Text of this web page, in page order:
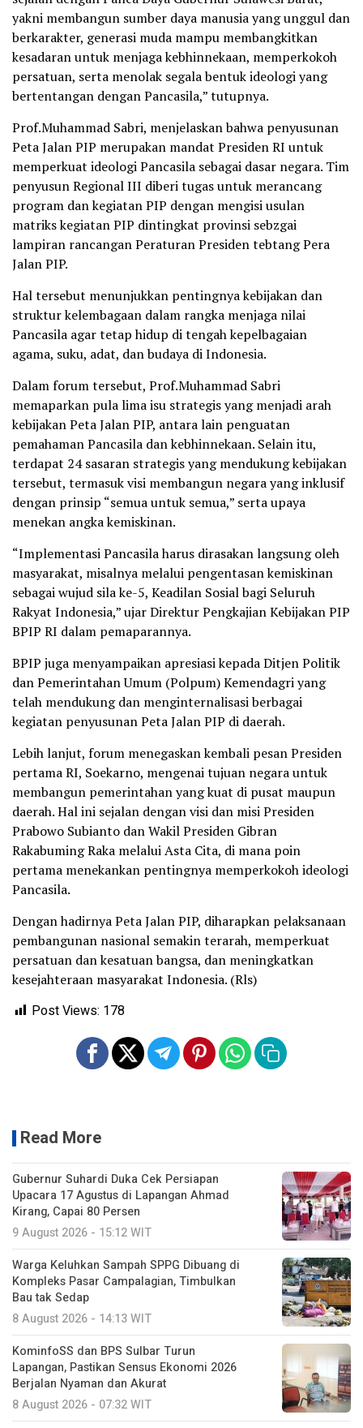
yakni membangun sumber daya manusia yang unggul dan
berkarakter, generasi muda mampu membangkitkan
kesadaran untuk menjaga kebhinnekaan, memperkokoh
persatuan, serta menolak segala bentuk ideologi yang
bertentangan dengan Pancasila,” tutupnya.
Prof.Muhammad Sabri, menjelaskan bahwa penyusunan
Peta Jalan PIP merupakan mandat Presiden RI untuk
memperkuat ideologi Pancasila sebagai dasar negara. Tim
penyusun Regional III diberi tugas untuk merancang
program dan kegiatan PIP dengan mengisi usulan
matriks kegiatan PIP dintingkat provinsi sebzgai
lampiran rancangan Peraturan Presiden tebtang Pera
Jalan PIP.
Hal tersebut menunjukkan pentingnya kebijakan dan
struktur kelembagaan dalam rangka menjaga nilai
Pancasila agar tetap hidup di tengah kepelbagaian
agama, suku, adat, dan budaya di Indonesia.
Dalam forum tersebut, Prof.Muhammad Sabri
memaparkan pula lima isu strategis yang menjadi arah
kebijakan Peta Jalan PIP, antara lain penguatan
pemahaman Pancasila dan kebhinnekaan. Selain itu,
terdapat 24 sasaran strategis yang mendukung kebijakan
tersebut, termasuk visi membangun negara yang inklusif
dengan prinsip “semua untuk semua,” serta upaya
menekan angka kemiskinan.
“Implementasi Pancasila harus dirasakan langsung oleh
masyarakat, misalnya melalui pengentasan kemiskinan
sebagai wujud sila ke-5, Keadilan Sosial bagi Seluruh
Rakyat Indonesia,” ujar Direktur Pengkajian Kebijakan PIP
BPIP RI dalam pemaparannya.
BPIP juga menyampaikan apresiasi kepada Ditjen Politik
dan Pemerintahan Umum (Polpum) Kemendagri yang
telah mendukung dan menginternalisasi berbagai
kegiatan penyusunan Peta Jalan PIP di daerah.
Lebih lanjut, forum menegaskan kembali pesan Presiden
pertama RI, Soekarno, mengenai tujuan negara untuk
membangun pemerintahan yang kuat di pusat maupun
daerah. Hal ini sejalan dengan visi dan misi Presiden
Prabowo Subianto dan Wakil Presiden Gibran
Rakabuming Raka melalui Asta Cita, di mana poin
pertama menekankan pentingnya memperkokoh ideologi
Pancasila.
Dengan hadirnya Peta Jalan PIP, diharapkan pelaksanaan
pembangunan nasional semakin terarah, memperkuat
persatuan dan kesatuan bangsa, dan meningkatkan
kesejahteraan masyarakat Indonesia. (Rls)
Post Views: 178
Read More
Gubernur Suhardi Duka Cek Persiapan
Upacara 17 Agustus di Lapangan Ahmad
Kirang, Capai 80 Persen
9 August 2026 - 15:12 WIT
Warga Keluhkan Sampah SPPG Dibuang di
Kompleks Pasar Campalagian, Timbulkan
Bau tak Sedap
8 August 2026 - 14:13 WIT
KominfoSS dan BPS Sulbar Turun
Lapangan, Pastikan Sensus Ekonomi 2026
Berjalan Nyaman dan Akurat
8 August 2026 - 07:32 WIT